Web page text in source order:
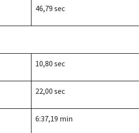
46,79 sec
10,80 sec
22,00 sec
6:37,19 min